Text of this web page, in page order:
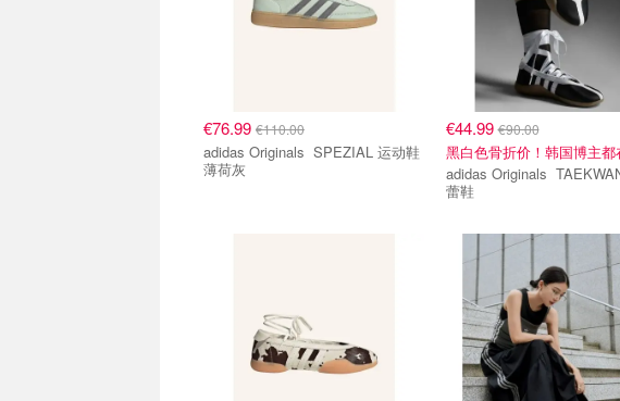
€76.99 €110.00
adidas Originals SPEZIAL 运动鞋
薄荷灰
€44.99€90.00
黑白色骨折价！韩国博主都
adidas Originals TAEKWANDO 芭
蕾鞋